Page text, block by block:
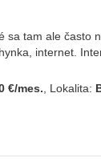
tam ale často
internet.
€/mes., Lokalita: